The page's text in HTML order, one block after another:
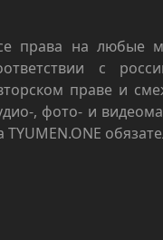
права на любые
с
праве и
, фото- и
TYUMEN.ONE